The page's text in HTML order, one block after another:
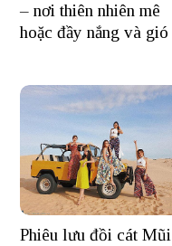
– nơi thiên nhiên mê
hoặc đầy nắng và gió
Phiêu lưu đồi cát Mũi